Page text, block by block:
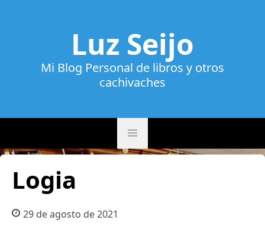
Luz Seijo
Mi Blog Personal de libros y otros
cachivaches
Logia
29 de agosto de 2021